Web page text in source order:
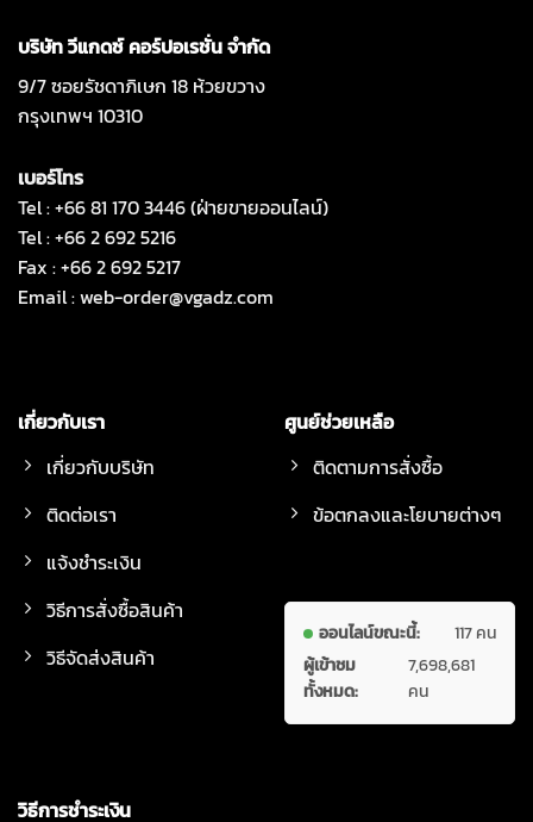
บริษัท วีแกดซ์ คอร์ปอเรชั่น จำกัด
9/7 ซอยรัชดาภิเษก 18 ห้วยขวาง
กรุงเทพฯ 10310
เบอร์โทร
Tel : +66 81 170 3446 (ฝ่ายขายออนไลน์)
Tel : +66 2 692 5216
Fax : +66 2 692 5217
Email :web-order@vgadz.com
เกี่ยวกับเรา
เกี่ยวกับบริษัท
ติดต่อเรา
แจ้งชำระเงิน
วิธีการสั่งซื้อสินค้า
วิธีจัดส่งสินค้า
ศูนย์ช่วยเหลือ
ติดตามการสั่งซื้อ
ข้อตกลงและโยบายต่างๆ
ออนไลน์ขณะนี้:
117 คน
ผู้เข้าชม
ทั้งหมด:
7,698,681
คน
วิธีการชำระเงิน